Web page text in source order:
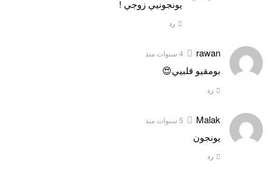
يونجونيي زوجي !
رد
rawan 4 سنوات منذ
بومقيو قلبيي😍
رد
Malak 5 سنوات منذ
يونجون
رد